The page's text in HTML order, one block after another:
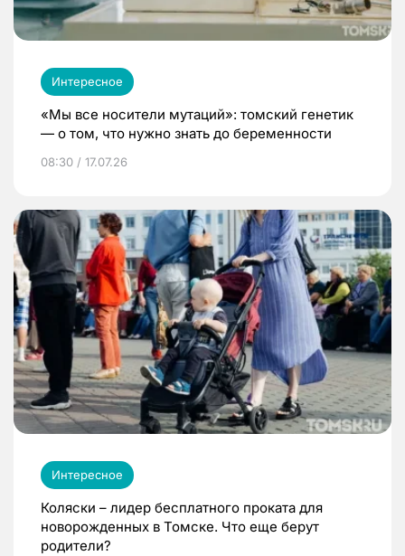
Интересное
«Мы все носители мутаций»: томский генетик
— о том, что нужно знать до беременности
08:30 / 17.07.26
Интересное
Коляски – лидер бесплатного проката для
новорожденных в Томске. Что еще берут
родители?